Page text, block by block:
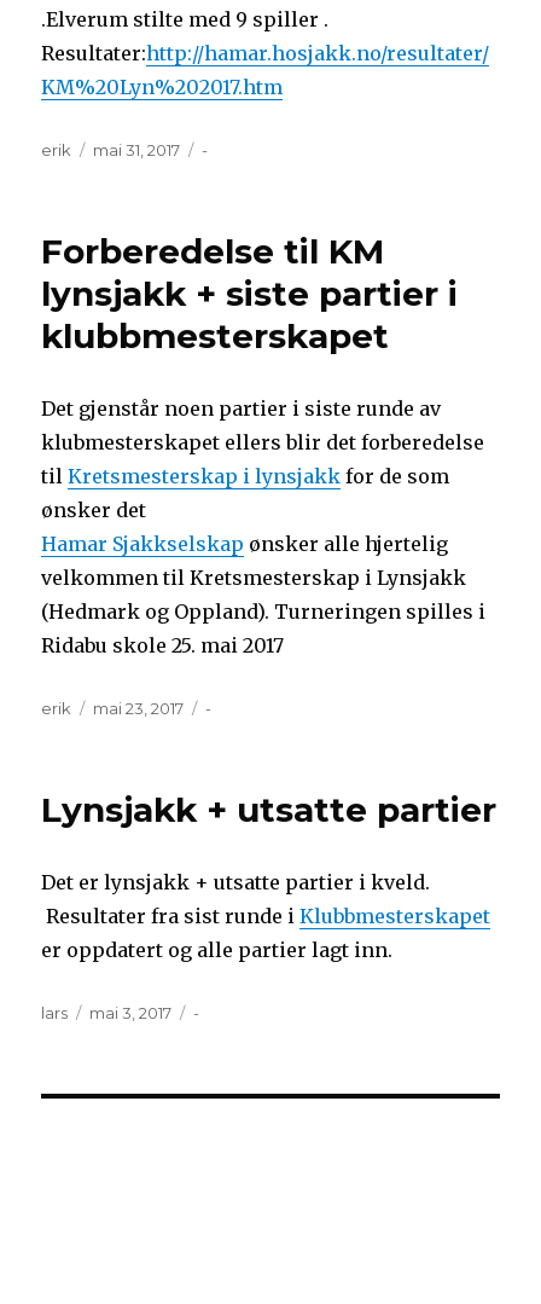
.Elverum stilte med 9 spiller .
Resultater:http://hamar.hosjakk.no/resultater/
KM%20Lyn%202017.htm
Forfatter
erik Publisert
mai 31, 2017 Kategorier
-
Forberedelse til KM
lynsjakk + siste partier i
klubbmesterskapet
Det gjenstår noen partier i siste runde av
klubmesterskapet ellers blir det forberedelse
tilKretsmesterskap i lynsjakk for de som
ønsker det
Hamar Sjakkselskap ønsker alle hjertelig
velkommen til Kretsmesterskap i Lynsjakk
(Hedmark og Oppland). Turneringen spilles i
Ridabu skole 25. mai 2017
Forfatter
erik Publisert
mai 23, 2017 Kategorier
-
Lynsjakk + utsatte partier
Det er lynsjakk + utsatte partier i kveld.
Resultater fra sist runde iKlubbmesterskapet
er oppdatert og alle partier lagt inn.
Forfatter
lars Publisert
mai 3, 2017 Kategorier
-